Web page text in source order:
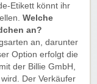
Etikett könnt ihr
Welche
an?
an, darunter
Option erfolgt die
der Billie GmbH,
Der Verkäufer